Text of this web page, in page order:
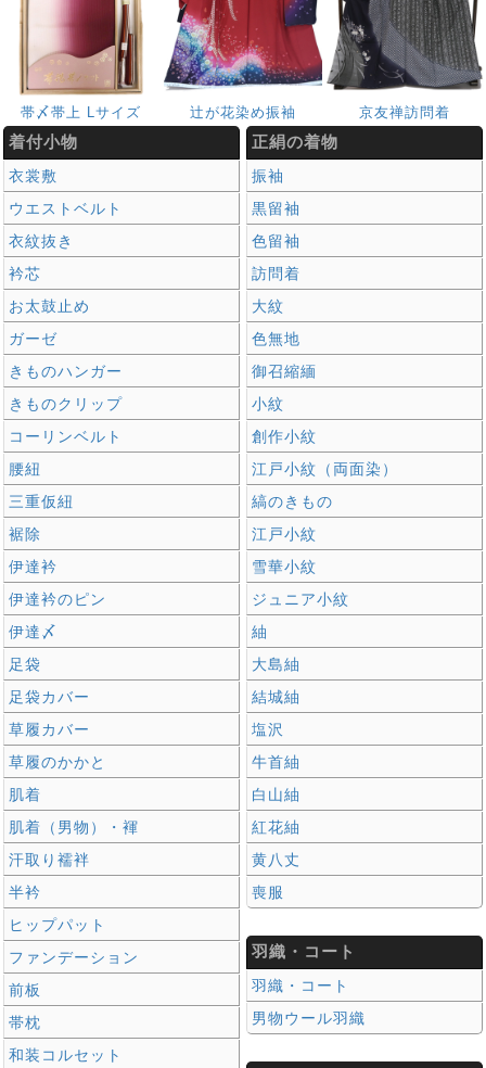
帯〆帯上 Lサイズ 辻が花染め振袖 京友禅訪問着
着付小物
衣裳敷
ウエストベルト
衣紋抜き
衿芯
お太鼓止め
ガーゼ
きものハンガー
きものクリップ
コーリンベルト
腰紐
三重仮紐
裾除
伊達衿
伊達衿のピン
伊達〆
足袋
足袋カバー
草履カバー
草履のかかと
肌着
肌着（男物）・褌
汗取り襦袢
半衿
ヒップパット
ファンデーション
前板
帯枕
和装コルセット
正絹の着物
振袖
黒留袖
色留袖
訪問着
大紋
色無地
御召縮緬
小紋
創作小紋
江戸小紋（両面染）
縞のきもの
江戸小紋
雪華小紋
ジュニア小紋
紬
大島紬
結城紬
塩沢
牛首紬
白山紬
紅花紬
黄八丈
喪服
羽織・コート
羽織・コート
男物ウール羽織